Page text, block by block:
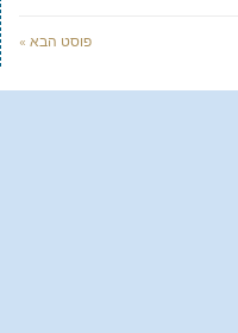
פוסט הבא »